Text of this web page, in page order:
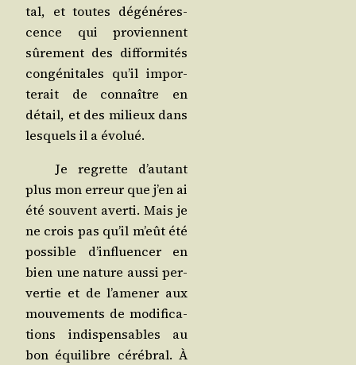
tal, et toutes dégé­né­res­
cence qui pro­viennent
sûre­ment des dif­for­mi­tés
congé­ni­tales qu’il impor­
te­rait de connaître en
détail, et des milieux dans
les­quels il a évolué.
Je regrette d’au­tant
plus mon erreur que j’en ai
été sou­vent aver­ti. Mais je
ne crois pas qu’il m’eût été
pos­sible d’in­fluen­cer en
bien une nature aus­si per­
ver­tie et de l’a­me­ner aux
mou­ve­ments de modi­fi­ca­
tions indis­pen­sables au
bon équi­libre céré­bral. À